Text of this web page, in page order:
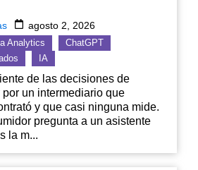
agosto 2, 2026
Analytics
ChatGPT
IA
de las decisiones de
un intermediario que
y que casi ninguna mide.
pregunta a un asistente
la m...